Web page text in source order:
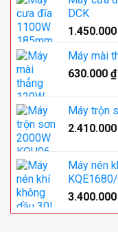
DCK
1.450.000
Máy mài
630.000 ₫
Máy trộn
2.410.000
Máy nén
3.400.000